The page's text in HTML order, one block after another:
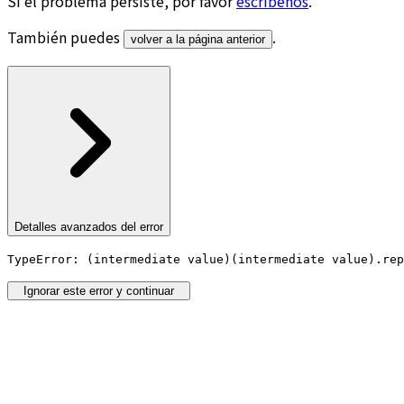
También puedes
volver a la página anterior .
Detalles avanzados del error
TypeError: (intermediate value)(intermediate
Ignorar este error y continuar